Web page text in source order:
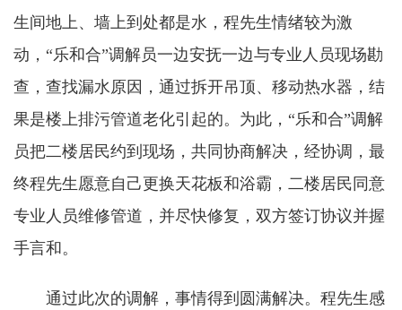
生间地上、墙上到处都是水，程先生情绪较为激
动，“乐和合”调解员一边安抚一边与专业人员现场勘
查，查找漏水原因，通过拆开吊顶、移动热水器，结
果是楼上排污管道老化引起的。为此，“乐和合”调解
员把二楼居民约到现场，共同协商解决，经协调，最
终程先生愿意自己更换天花板和浴霸，二楼居民同意
专业人员维修管道，并尽快修复，双方签订协议并握
手言和。
通过此次的调解，事情得到圆满解决。程先生感